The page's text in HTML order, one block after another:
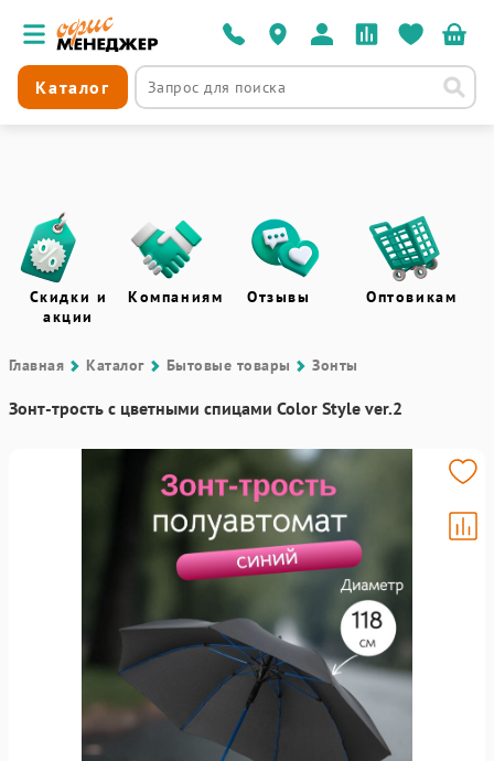
Каталог
Скидки и
акции
Компаниям Отзывы Оптовикам
Главная Каталог Бытовые товары Зонты
Зонт-трость с цветными спицами Color Style ver.2